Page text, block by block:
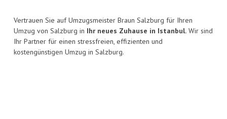
Vertrauen Sie auf Umzugsmeister Braun Salzburg für Ihren
Umzug von Salzburg in Ihr neues Zuhause in Istanbul. Wir sind
Ihr Partner für einen stressfreien, effizienten und
kostengünstigen Umzug in Salzburg.